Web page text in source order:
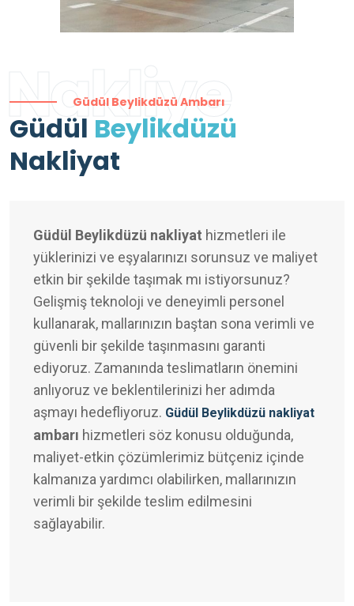
Nakliye
Güdül Beylikdüzü Ambarı
Güdül Beylikdüzü
Nakliyat
Güdül Beylikdüzü nakliyat hizmetleri ile
yüklerinizi ve eşyalarınızı sorunsuz ve maliyet
etkin bir şekilde taşımak mı istiyorsunuz?
Gelişmiş teknoloji ve deneyimli personel
kullanarak, mallarınızın baştan sona verimli ve
güvenli bir şekilde taşınmasını garanti
ediyoruz. Zamanında teslimatların önemini
anlıyoruz ve beklentilerinizi her adımda
aşmayı hedefliyoruz. Güdül Beylikdüzü nakliyat
ambarı hizmetleri söz konusu olduğunda,
maliyet-etkin çözümlerimiz bütçeniz içinde
kalmanıza yardımcı olabilirken, mallarınızın
verimli bir şekilde teslim edilmesini
sağlayabilir.